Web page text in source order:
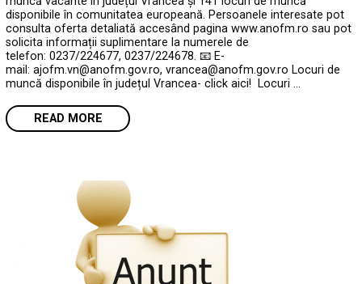
disponibile în comunitatea europeană. Persoanele interesate pot
consulta oferta detaliată accesând pagina www.anofm.ro sau pot
solicita informații suplimentare la numerele de
telefon: 0237/224677, 0237/224678. 📧 E-
mail: ajofm.vn@anofm.gov.ro, vrancea@anofm.gov.ro Locuri de
muncă disponibile în județul Vrancea- click aici! Locuri …
READ MORE